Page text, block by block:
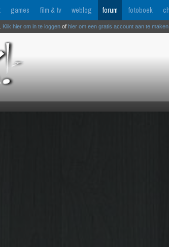
games film & tv weblog forum fotoboek
Klik hier om in te loggen of hier om een gratis account aan te maken